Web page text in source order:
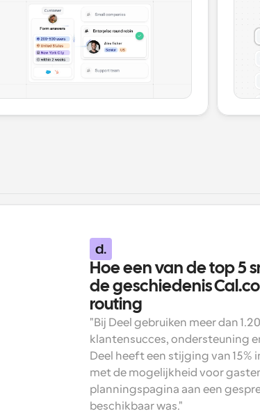
Hoe een van de top 5
de geschiedenis
routing
"Bij Deel gebruiken meer dan
klantensucces, ondersteuning
Deel heeft een stijging van
met de mogelijkheid voor
planningspagina aan een
beschikbaar was."